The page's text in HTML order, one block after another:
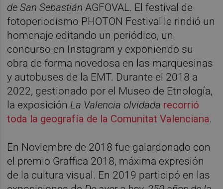
de San Sebastián AGFOVAL. El festival de
fotoperiodismo PHOTON Festival le rindió un
homenaje editando un periódico, un
concurso en Instagram y exponiendo su
obra de forma novedosa en las marquesinas
y autobuses de la EMT. Durante el 2018 a
2022, gestionado por el Museo de Etnología,
la exposición La Valencia olvidada recorrió
toda la geografía de la Comunitat Valenciana.
En Noviembre de 2018 fue galardonado con
el premio Graffica 2018, máxima expresión
de la cultura visual. En 2019 participó en las